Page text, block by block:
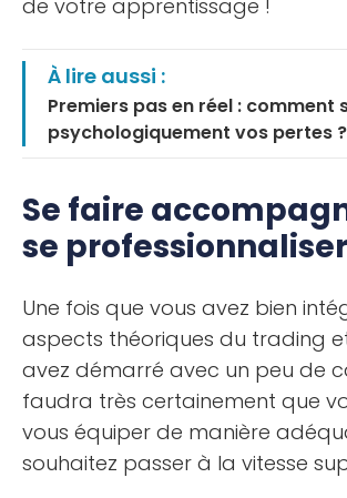
de votre apprentissage !
À lire aussi :
Premiers pas en réel : comment
psychologiquement vos pertes ?
Se faire
se professionnaliser
Une fois que vous avez bien
aspects théoriques du trading
avez démarré avec un peu de
faudra très certainement que
vous équiper de manière
souhaitez passer à la vitesse